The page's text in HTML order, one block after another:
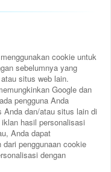
cookie untuk
sebelumnya yang
situs web lain.
Google dan
pengguna Anda
Anda dan/atau situs lain di
hasil personalisasi
Anda dapat
penggunaan cookie
dengan